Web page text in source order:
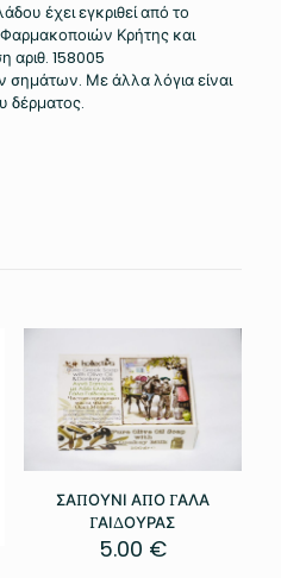
έχει εγκριθεί από το
Κρήτης και
αριθ. 158005
Με άλλα λόγια είναι
δέρματος.
ΣΑΠΟΥΝΙ ΑΠΟ ΓΑΛΑ
ΓΑΙΔΟΥΡΑΣ
5.00 €